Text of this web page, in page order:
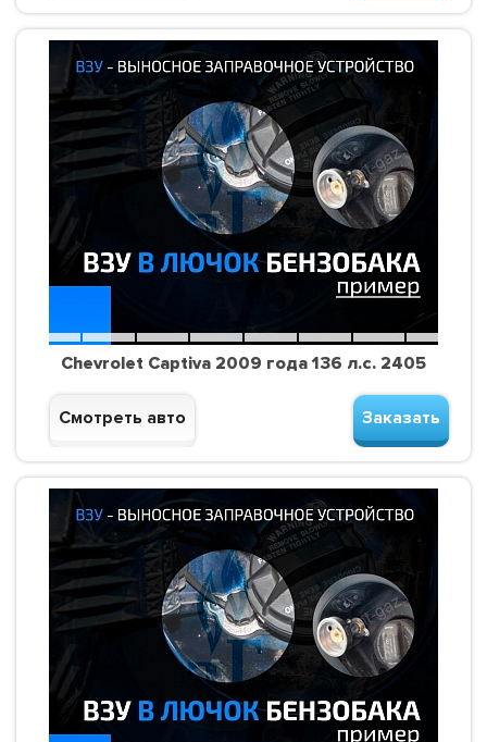
Chevrolet Captiva 2009 года 136 л.с. 2405
Смотреть авто Заказать